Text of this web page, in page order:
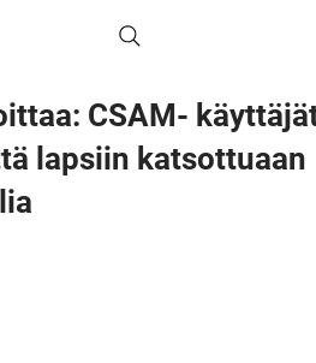
CSAM-
lapsiin katsottuaan